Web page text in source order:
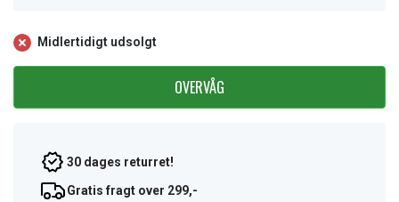
Midlertidigt udsolgt
OVERVÅG
30 dages returret!
Gratis fragt over 299,-